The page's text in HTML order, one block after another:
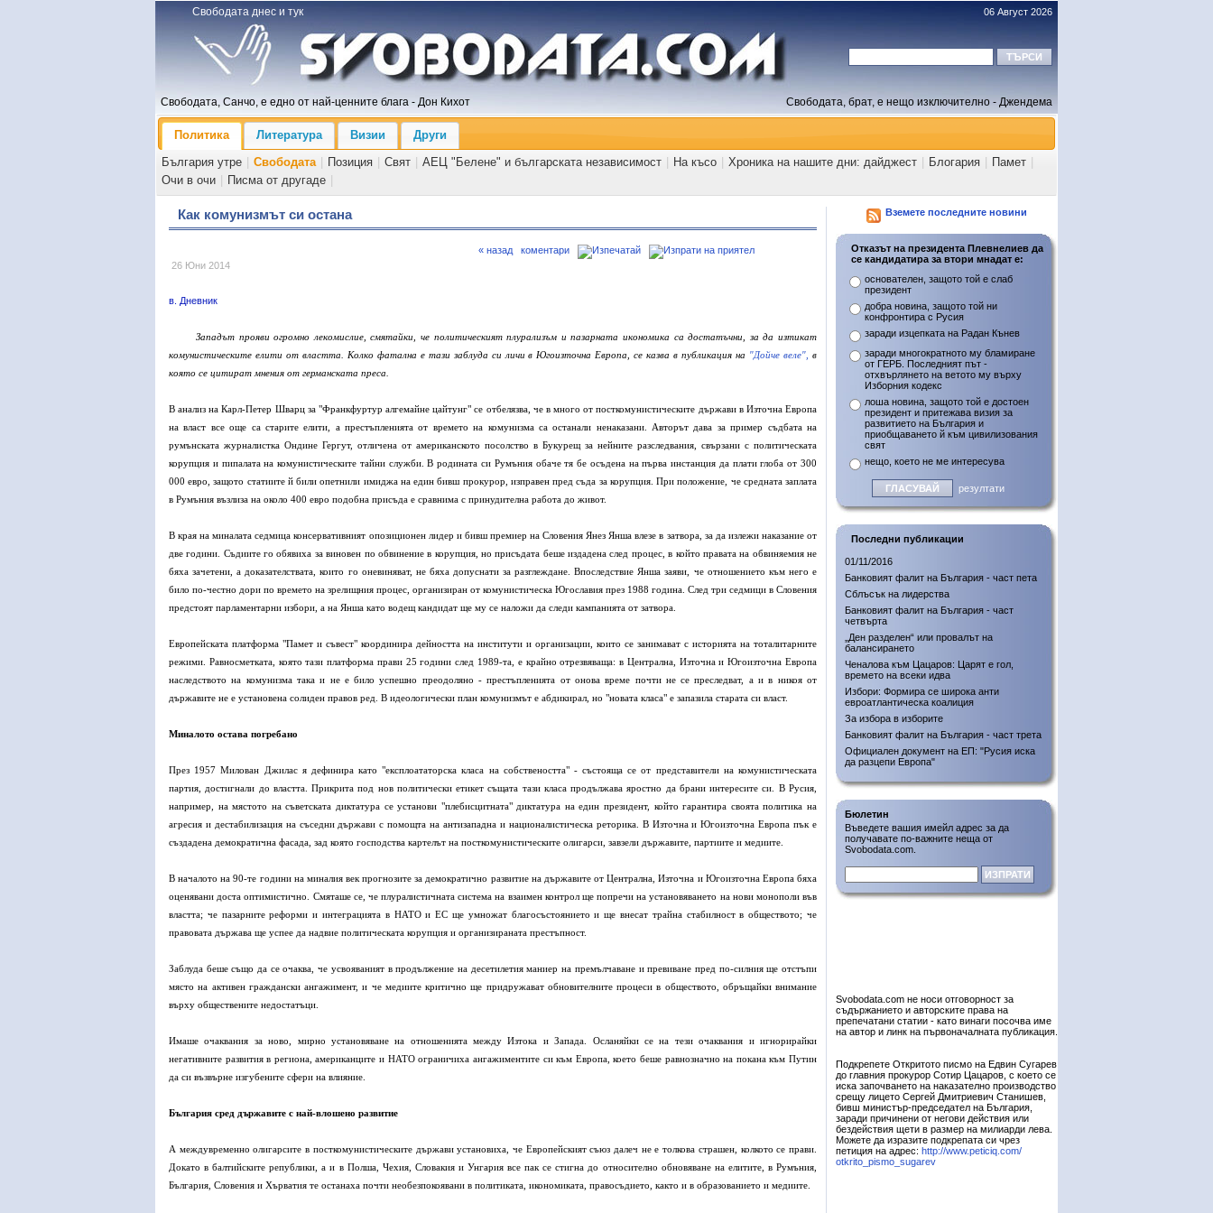
Свободата днес и тук 06 Август 2026
Свободата, Санчо, е едно от най-ценните блага - Дон Кихот Свободата, брат, е нещо изключително - Джендема
Политика Литература Визии
Други
България утре
Свободата Позиция Свят АЕЦ "Белене" и българската независимост На късо Хроника на нашите дни: дайджест Блогария Памет
Очи в очи
Писма от другаде
Как комунизмът си остана
26 Юни 2014
« назад коментари
в. Дневник
Западът прояви огромно лекомислие, смятайки, че политическият плурализъм и пазарната икономика са достатъчни, за да изтикат
комунистическите елити от властта. Колко фатална е тази заблуда си личи в Югоизточна Европа, се казва в публикация на "Дойче веле", в
която се цитират мнения от германската преса.
В анализ на Карл-Петер Шварц за "Франкфуртур алгемайне цайтунг" се отбелязва, че в много от посткомунистическите държави в Източна Европа
на власт все още са старите елити, а престъпленията от времето на комунизма са останали ненаказани. Авторът дава за пример съдбата на
румънската журналистка Ондине Гергут, отличена от американското посолство в Букурещ за нейните разследвания, свързани с политическата
корупция и пипалата на комунистическите тайни служби. В родината си Румъния обаче тя бе осъдена на първа инстанция да плати глоба от 300
000 евро, защото статиите й били опетнили имиджа на един бивш прокурор, изправен пред съда за корупция. При положение, че средната заплата
в Румъния възлиза на около 400 евро подобна присъда е сравнима с принудителна работа до живот.
В края на миналата седмица консервативният опозиционен лидер и бивш премиер на Словения Янез Янша влезе в затвора, за да излежи наказание от
две години. Съдиите го обявиха за виновен по обвинение в корупция, но присъдата беше издадена след процес, в който правата на обвиняемия не
бяха зачетени, а доказателствата, които го оневиняват, не бяха допуснати за разглеждане. Впоследствие Янша заяви, че отношението към него е
било по-честно дори по времето на зрелищния процес, организиран от комунистическа Югославия през 1988 година. След три седмици в Словения
предстоят парламентарни избори, а на Янша като водещ кандидат ще му се наложи да следи кампанията от затвора.
Европейската платформа "Памет и съвест" координира дейността на институти и организации, които се занимават с историята на тоталитарните
режими. Равносметката, която тази платформа прави 25 години след 1989-та, е крайно отрезвяваща: в Централна, Източна и Югоизточна Европа
наследството на комунизма така и не е било успешно преодоляно - престъпленията от онова време почти не се преследват, а и в никоя от
държавите не е установена солиден правов ред. В идеологически план комунизмът е абдикирал, но "новата класа" е запазила старата си власт.
Миналото остава погребано
През 1957 Милован Джилас я дефинира като "експлоататорска класа на собствеността" - състояща се от представители на комунистическата
партия, достигнали до властта. Прикрита под нов политически етикет същата тази класа продължава яростно да брани интересите си. В Русия,
например, на мястото на съветската диктатура се установи "плебисцитната" диктатура на един президент, който гарантира своята политика на
агресия и дестабилизация на съседни държави с помощта на антизападна и националистическа реторика. В Източна и Югоизточна Европа пък е
създадена демократична фасада, зад която господства картелът на посткомунистическите олигарси, завзели държавите, партиите и медиите.
В началото на 90-те години на миналия век прогнозите за демократично развитие на държавите от Централна, Източна и Югоизточна Европа бяха
оценявани доста оптимистично. Смяташе се, че плуралистичната система на взаимен контрол ще попречи на установяването на нови монополи във
властта; че пазарните реформи и интеграцията в НАТО и ЕС ще умножат благосъстоянието и ще внесат трайна стабилност в обществото; че
правовата държава ще успее да надвие политическата корупция и организираната престъпност.
Заблуда беше също да се очаква, че усвояваният в продължение на десетилетия маниер на премълчаване и превиване пред по-силния ще отстъпи
място на активен граждански ангажимент, и че медиите критично ще придружават обновителните процеси в обществото, обръщайки внимание
върху обществените недостатъци.
Имаше очаквания за ново, мирно установяване на отношенията между Изтока и Запада. Осланяйки се на тези очаквания и игнорирайки
негативните развития в региона, американците и НАТО ограничиха ангажиментите си към Европа, което беше равнозначно на покана към Путин
да си възвърне изгубените сфери на влияние.
България сред държавите с най-влошено развитие
А междувременно олигарсите в посткомунистическите държави установиха, че Европейският съюз далеч не е толкова страшен, колкото се прави.
Докато в балтийските републики, а и в Полша, Чехия, Словакия и Унгария все пак се стигна до относително обновяване на елитите, в Румъния,
България, Словения и Хърватия те останаха почти необезпокоявани в политиката, икономиката, правосъдието, както и в образованието и медиите.
Вземете последните новини
Отказът на президента Плевнелиев да
се кандидатира за втори мнадат е:
основателен, защото той е слаб
президент
добра новина, защото той ни
конфронтира с Русия
заради изцепката на Радан Кънев
заради многократното му бламиране
от ГЕРБ. Последният път -
отхвърлянето на ветото му върху
Изборния кодекс
лоша новина, защото той е достоен
президент и притежава визия за
развитието на България и
приобщаването й към цивилизования
свят
нещо, което не ме интересува
резултати
Последни публикации
01/11/2016
Банковият фалит на България - част пета
Сблъсък на лидерства
Банковият фалит на България - част
четвърта
„Ден разделен“ или провалът на
балансирането
Ченалова към Цацаров: Царят е гол,
времето на всеки идва
Избори: Формира се широка анти
евроатлантическа коалиция
За избора в изборите
Банковият фалит на България - част трета
Официален документ на ЕП: "Русия иска
да разцепи Европа"
Бюлетин
Въведете вашия имейл адрес за да
получавате по-важните неща от
Svobodata.com.
Svobodata.com не носи отговорност за
съдържанието и авторските права на
препечатани статии - като винаги посочва име
на автор и линк на първоначалната публикация.
Подкрепете Откритото писмо на Едвин Сугарев
до главния прокурор Сотир Цацаров, с което се
иска започването на наказателно производство
срещу лицето Сергей Дмитриевич Станишев,
бивш министър-председател на България,
заради причинени от негови действия или
бездействия щети в размер на милиарди лева.
Можете да изразите подкрепата си чрез
петиция на адрес: http://www.peticiq.com/
otkrito_pismo_sugarev